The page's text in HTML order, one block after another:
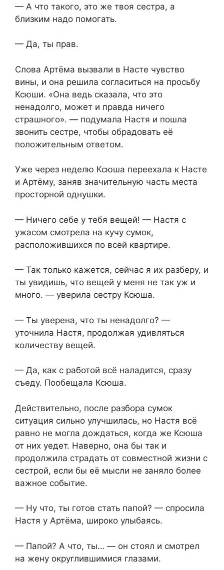
— А что такого, это же твоя сестра, а
близким надо помогать.
— Да, ты прав.
Слова Артёма вызвали в Насте чувство
вины, и она решила согласиться на просьбу
Ксюши. «Она ведь сказала, что это
ненадолго, может и правда ничего
страшного». — подумала Настя и пошла
звонить сестре, чтобы обрадовать её
положительным ответом.
Уже через неделю Ксюша переехала к Насте
и Артёму, заняв значительную часть места
просторной однушки.
— Ничего себе у тебя вещей! — Настя с
ужасом смотрела на кучу сумок,
расположившихся по всей квартире.
— Так только кажется, сейчас я их разберу, и
ты увидишь, что вещей у меня не так уж и
много. — уверила сестру Ксюша.
— Ты уверена, что ты ненадолго? —
уточнила Настя, продолжая удивляться
количеству вещей.
— Да, как с работой всё наладится, сразу
съеду. Пообещала Ксюша.
Действительно, после разбора сумок
ситуация сильно улучшилась, но Настя всё
равно не могла дождаться, когда же Ксюша
от них уедет. Наверно, она бы так и
продолжила страдать от совместной жизни с
сестрой, если бы её мысли не заняло более
важное событие.
— Ну что, ты готов стать папой? — спросила
Настя у Артёма, широко улыбаясь.
— Папой? А что, ты… — он стоял и смотрел
на жену округлившимися глазами.